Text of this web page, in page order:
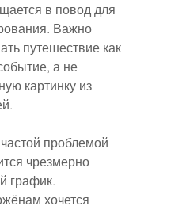
в повод для
Важно
путешествие как
а не
картинку из
проблемой
чрезмерно
график.
хочется